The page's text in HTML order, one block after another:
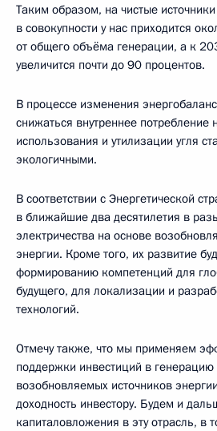
Таким образом, на чистые
в совокупности у нас приходится
от общего объёма генерации, а к
увеличится почти до 90 процентов.
В процессе изменения
снижаться внутреннее потребление
использования и утилизации угля
экологичными.
В соответствии с Энергетической
в ближайшие два десятилетия в
электричества на основе
энергии. Кроме того, их развитие
формированию компетенций для
будущего, для локализации и
технологий.
Отмечу также, что мы применяем
поддержки инвестиций в
возобновляемых источников
доходность инвестору. Будем и
капиталовложения в эту отрасль, в